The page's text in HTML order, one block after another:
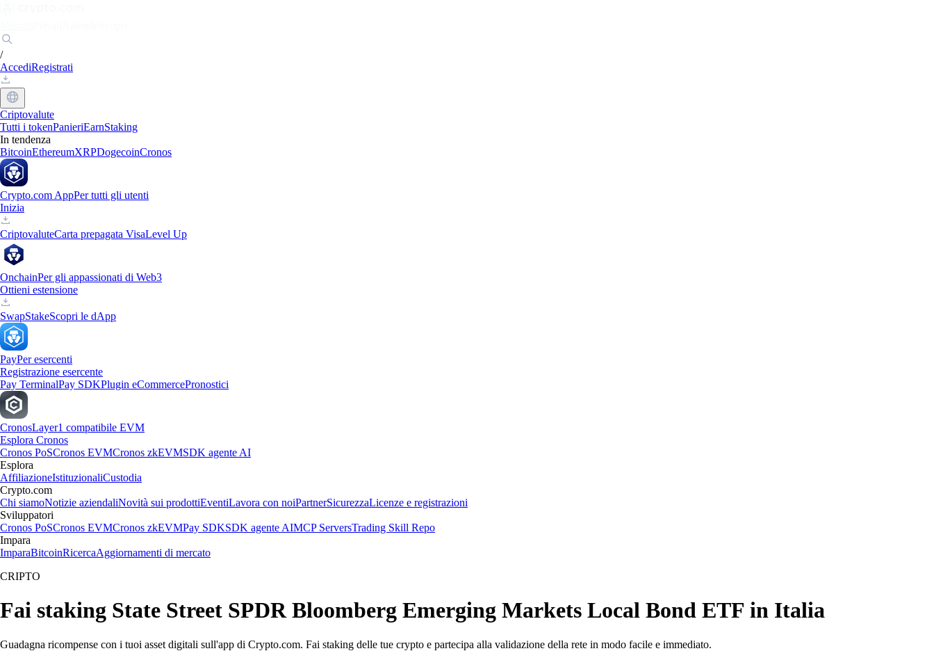
/
AccediRegistrati
Criptovalute
Tutti i tokenPanieriEarnStaking
In tendenza
BitcoinEthereumXRPDogecoinCronos
Crypto.com AppPer tutti gli utenti
Inizia
CriptovaluteCarta prepagata VisaLevel Up
OnchainPer gli appassionati di Web3
Ottieni estensione
SwapStakeScopri le dApp
PayPer esercenti
Registrazione esercente
Pay TerminalPay SDKPlugin eCommercePronostici
CronosLayer1 compatibile EVM
Esplora Cronos
Cronos PoSCronos EVMCronos zkEVMSDK agente AI
Esplora
AffiliazioneIstituzionaliCustodia
Crypto.com
Chi siamoNotizie aziendaliNovità sui prodottiEventiLavora con noiPartnerSicurezzaLicenze e registrazioni
Sviluppatori
Cronos PoSCronos EVMCronos zkEVMPay SDKSDK agente AIMCP ServersTrading Skill Repo
Impara
ImparaBitcoinRicercaAggiornamenti di mercato
CRIPTO
Fai staking State Street SPDR Bloomberg Emerging Markets Local Bond ETF in Italia
Guadagna ricompense con i tuoi asset digitali sull'app di Crypto.com. Fai staking delle tue crypto e partecipa alla validazione della rete in modo facile e immediato.